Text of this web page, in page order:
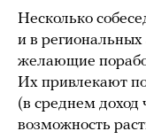
Несколько
и в
желающие
Их привлекают
(в среднем доход
возможность